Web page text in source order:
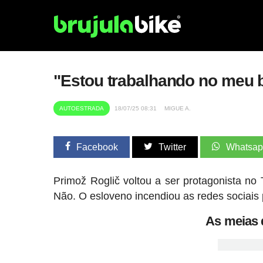
"Estou trabalhando no meu
AUTOESTRADA 18/07/25 08:31 MIGUE A.
Facebook Twitter
Primož Roglič voltou a ser protagonista
Não. O esloveno incendiou as redes
As meias